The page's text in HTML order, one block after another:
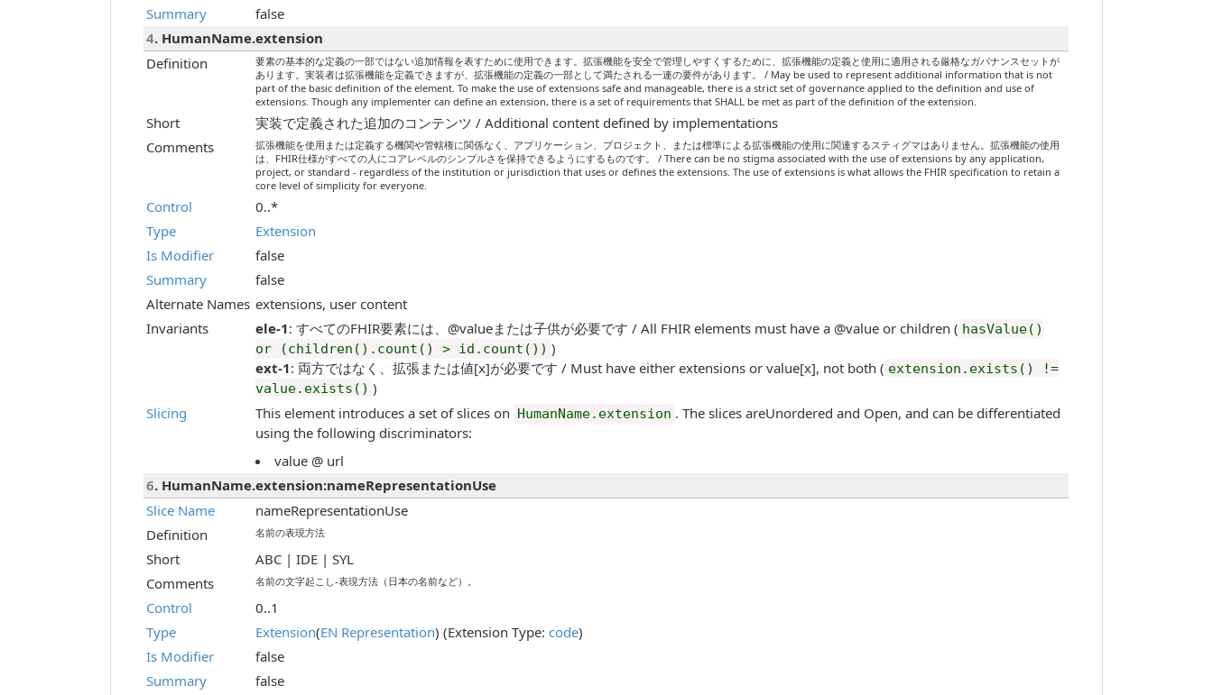
Summary
false
4. HumanName.extension
Definition
要素の基本的な定義の一部ではない追加情報を表すために使用できます。拡張機能を安全で管理しやすくするために、拡張機能の定義と使用に適用される厳格なガバナンスセットが
あります。実装者は拡張機能を定義できますが、拡張機能の定義の一部として満たされる一連の要件があります。 / May be used to represent additional information that is not
part of the basic definition of the element. To make the use of extensions safe and manageable, there is a strict set of governance applied to the definition and use of
extensions. Though any implementer can define an extension, there is a set of requirements that SHALL be met as part of the definition of the extension.
Short
実装で定義された追加のコンテンツ / Additional content defined by implementations
Comments
拡張機能を使用または定義する機関や管轄権に関係なく、アプリケーション、プロジェクト、または標準による拡張機能の使用に関連するスティグマはありません。拡張機能の使用
は、FHIR仕様がすべての人にコアレベルのシンプルさを保持できるようにするものです。 / There can be no stigma associated with the use of extensions by any application,
project, or standard - regardless of the institution or jurisdiction that uses or defines the extensions. The use of extensions is what allows the FHIR specification to retain a
core level of simplicity for everyone.
Control
0..*
Type
Extension
Is Modifier
false
Summary
false
Alternate Names extensions, user content
Invariants
ele-1: すべてのFHIR要素には、@valueまたは子供が必要です / All FHIR elements must have a @value or children ( hasValue()
or (children().count() > id.count()) )
ext-1: 両方ではなく、拡張または値[x]が必要です / Must have either extensions or value[x], not both ( extension.exists() !=
value.exists() )
Slicing
This element introduces a set of slices on HumanName.extension . The slices areUnordered and Open, and can be differentiated
using the following discriminators:
value @ url
6. HumanName.extension:nameRepresentationUse
Slice Name
nameRepresentationUse
Definition
名前の表現方法
Short
ABC | IDE | SYL
Comments
名前の文字起こし-表現方法（日本の名前など）。
Control
0..1
Type
Extension(EN Representation) (Extension Type:code)
Is Modifier
false
Summary
false